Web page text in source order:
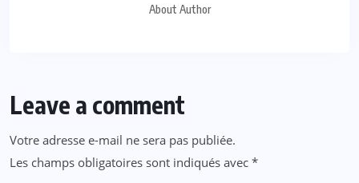
About Author
Leave a comment
Votre adresse e-mail ne sera pas publiée.
Les champs obligatoires sont indiqués avec *